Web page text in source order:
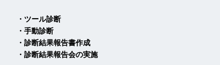
・ツール診断
・手動診断
・診断結果報告書作成
・診断結果報告会の実施